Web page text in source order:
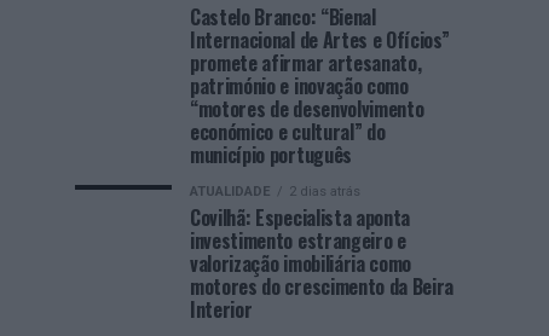
Castelo Branco: “Bienal
Internacional de Artes e Ofícios”
promete afirmar artesanato,
património e inovação como
“motores de desenvolvimento
económico e cultural” do
município português
ATUALIDADE 2 dias atrás
Covilhã: Especialista aponta
investimento estrangeiro e
valorização imobiliária como
motores do crescimento da Beira
Interior